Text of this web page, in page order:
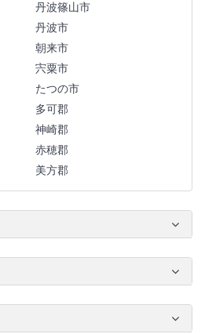
丹波篠山市
丹波市
朝来市
宍粟市
たつの市
多可郡
神崎郡
赤穂郡
美方郡